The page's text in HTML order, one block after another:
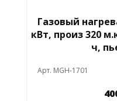
Газовый
кВт, произ 320
ч,
Арт. MGH-1701